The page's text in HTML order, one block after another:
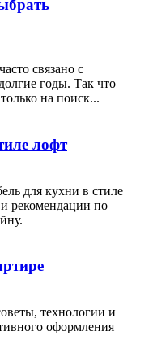
связано с
годы. Так что
на поиск...
лофт
для кухни в стиле
рекомендации по
технологии и
оформления